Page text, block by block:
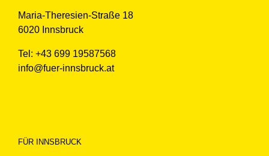
Maria-Theresien-Straße 18
6020 Innsbruck
Tel: +43 699 19587568
info@fuer-innsbruck.at
FÜR INNSBRUCK